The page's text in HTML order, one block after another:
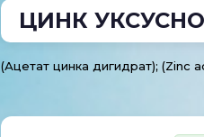
ЦИНК
(Ацетат цинка дигидрат); (Zinc